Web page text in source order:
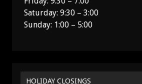
Saturday: 9:30 – 3:00
Sunday: 1:00 – 5:00
HOLIDAY CLOSINGS